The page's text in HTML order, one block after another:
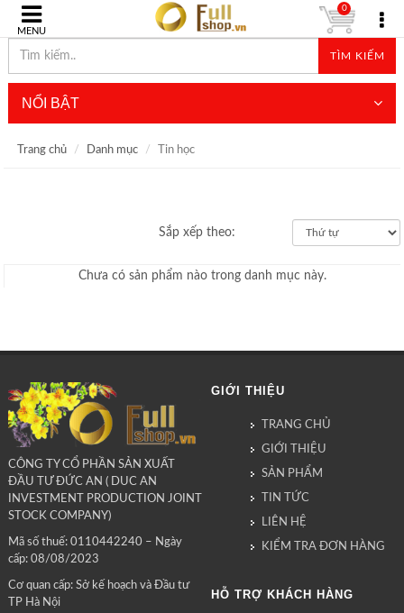
MENU
TÌM KIẾM
0
NỔI BẬT
Trang chủ Danh mục Tin học
Sắp xếp theo:
Chưa có sản phẩm nào trong danh mục này.
CÔNG TY CỔ PHẦN SẢN XUẤT
ĐẦU TƯ ĐỨC AN ( DUC AN
INVESTMENT PRODUCTION JOINT
STOCK COMPANY)
Mã số thuế: 0110442240 – Ngày
cấp: 08/08/2023
Cơ quan cấp: Sở kế hoạch và Đầu tư
TP Hà Nội
GIỚI THIỆU
TRANG CHỦ
GIỚI THIỆU
SẢN PHẨM
TIN TỨC
LIÊN HỆ
KIỂM TRA ĐƠN HÀNG
HỖ TRỢ KHÁCH HÀNG